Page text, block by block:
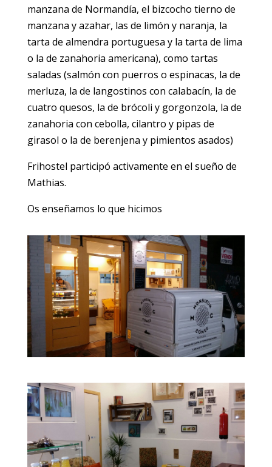
manzana de Normandía, el bizcocho tierno de
manzana y azahar, las de limón y naranja, la
tarta de almendra portuguesa y la tarta de lima
o la de zanahoria americana), como tartas
saladas (salmón con puerros o espinacas, la de
merluza, la de langostinos con calabacín, la de
cuatro quesos, la de brócoli y gorgonzola, la de
zanahoria con cebolla, cilantro y pipas de
girasol o la de berenjena y pimientos asados)
Frihostel participó activamente en el sueño de
Mathias.
Os enseñamos lo que hicimos